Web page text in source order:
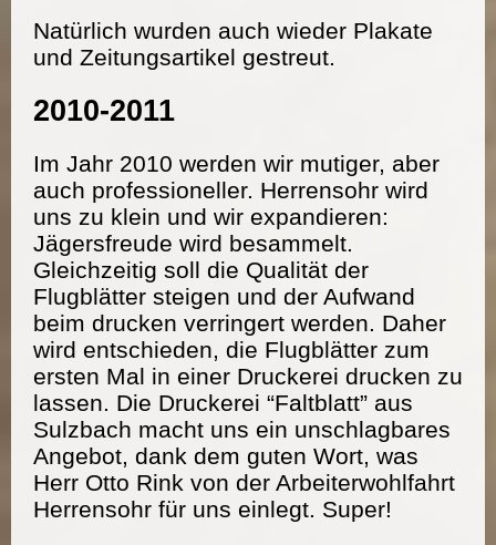
Natürlich wurden auch wieder Plakate
und Zeitungsartikel gestreut.
2010-2011
Im Jahr 2010 werden wir mutiger, aber
auch professioneller. Herrensohr wird
uns zu klein und wir expandieren:
Jägersfreude wird besammelt.
Gleichzeitig soll die Qualität der
Flugblätter steigen und der Aufwand
beim drucken verringert werden. Daher
wird entschieden, die Flugblätter zum
ersten Mal in einer Druckerei drucken zu
lassen. Die Druckerei “Faltblatt” aus
Sulzbach macht uns ein unschlagbares
Angebot, dank dem guten Wort, was
Herr Otto Rink von der Arbeiterwohlfahrt
Herrensohr für uns einlegt. Super!